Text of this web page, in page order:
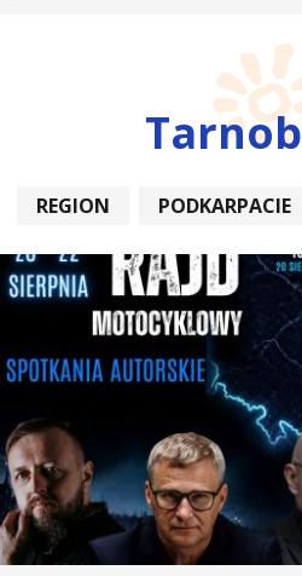
REGION PODKARPACIE